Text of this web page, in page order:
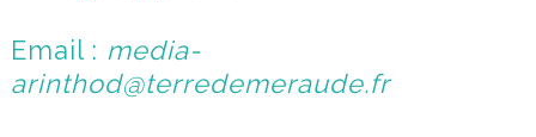
Email : media-
arinthod@terredemeraude.fr